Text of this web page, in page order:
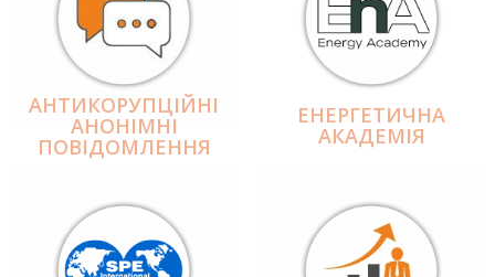
АНТИКОРУПЦІЙНІ
АНОНІМНІ
ПОВІДОМЛЕННЯ
ЕНЕРГЕТИЧНА
АКАДЕМІЯ